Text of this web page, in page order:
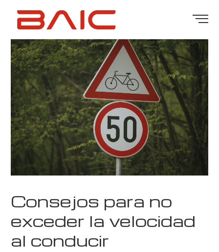
Consejos para no
exceder la velocidad
al conducir